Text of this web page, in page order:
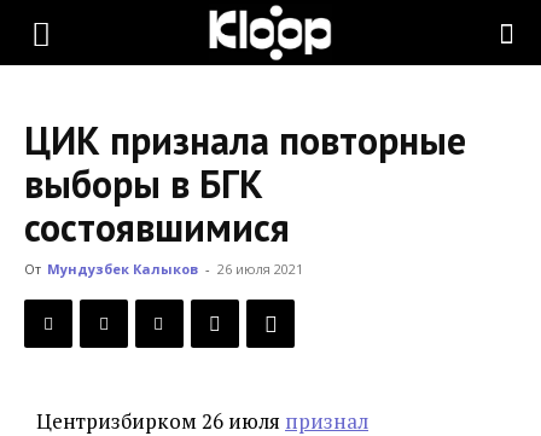
KLOOP.KG
Новости
Кыргызстана
ЦИК признала повторные
выборы в БГК
состоявшимися
От Мундузбек Калыков - 26 июля 2021
Центризбирком 26 июля признал